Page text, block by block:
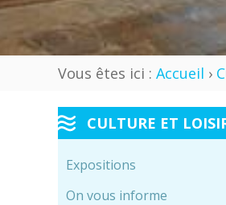
Vous êtes ici : Accueil ›
CULTURE ET
Expositions
On vous informe